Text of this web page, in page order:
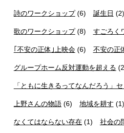
詩のワークショップ(6) 誕生日 (2)
歌のワークショップ(8) すごろく
｢不安の正体｣上映会 (6) 不安の正
グループホーム反対運動を超える
「ともに生きるってなんだろう」
上野さんの物語 (6) 地域を耕す (1)
なくてはならない存在 (1) 社会の